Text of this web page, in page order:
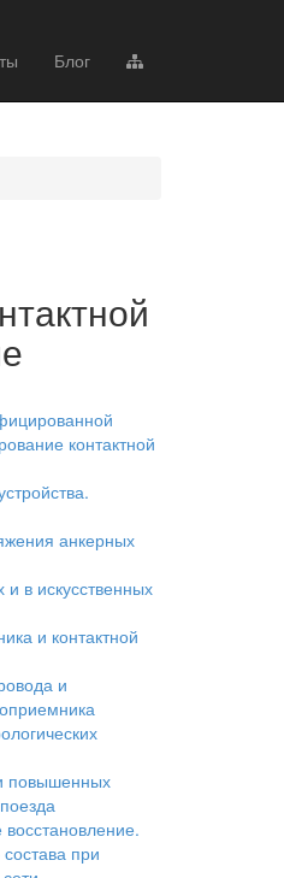
Блог
контактной
анкерных
и в искусственных
и контактной
и
повышенных
восстановление.
при